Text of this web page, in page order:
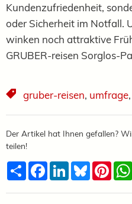
Kundenzufriedenheit,
oder Sicherheit im Notfall.
winken noch attraktive
GRUBER-reisen Sorglos-
gruber-reisen, umfrage,
Der Artikel hat Ihnen gefallen?
teilen!
TeilenFacebook
LinkedInBluesky